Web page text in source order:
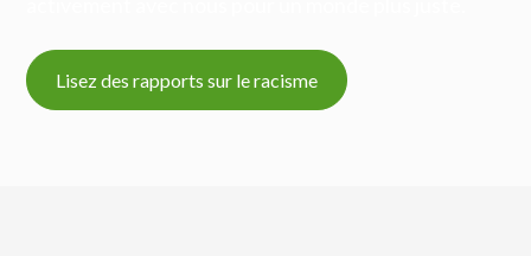
Lisez des rapports sur le racisme